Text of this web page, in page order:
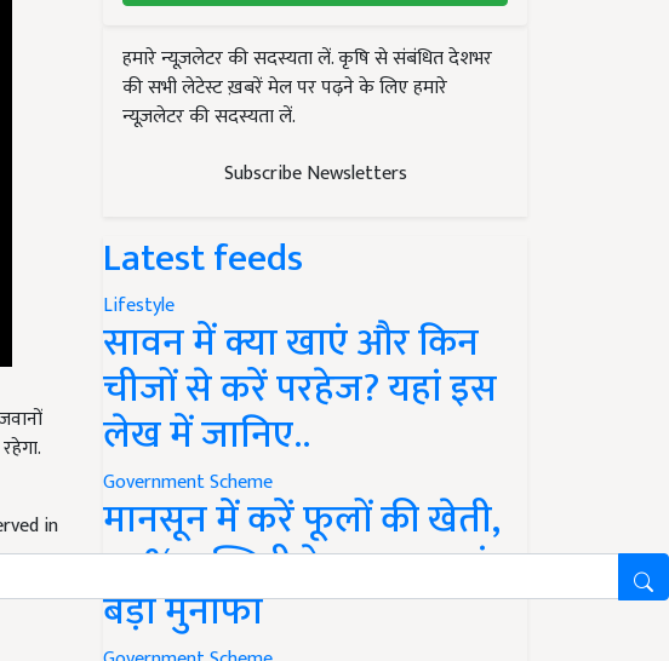
in
हमारे न्यूज़लेटर की सदस्यता लें. कृषि से संबंधित देशभर
की सभी लेटेस्ट ख़बरें मेल पर पढ़ने के लिए हमारे
न्यूज़लेटर की सदस्यता लें.
Subscribe Newsletters
Latest feeds
Lifestyle
सावन में क्या खाएं और किन
चीजों से करें परहेज? यहां इस
लेख में जानिए..
Government Scheme
मानसून में करें फूलों की खेती,
50% सब्सिडी के साथ कमाएं
बड़ा मुनाफा